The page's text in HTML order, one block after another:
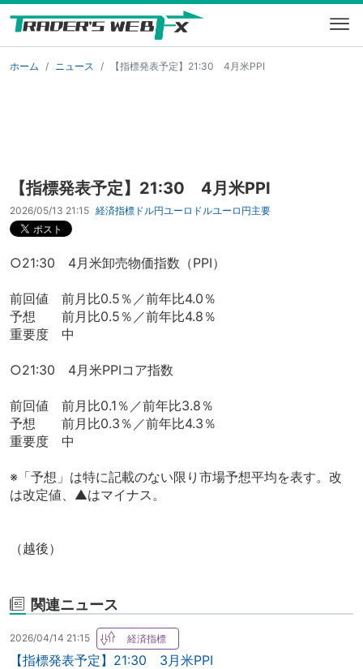
ホーム ニュース 【指標発表予定】21:30 4月米PPI
【指標発表予定】21:30 4月米PPI
2026/05/13 21:15 経済指標 ドル円ユーロドルユーロ円主要
○21:30 4月米卸売物価指数（PPI）
前回値 前月比0.5％／前年比4.0％
予想 前月比0.5％／前年比4.8％
重要度 中
○21:30 4月米PPIコア指数
前回値 前月比0.1％／前年比3.8％
予想 前月比0.3％／前年比4.3％
重要度 中
※「予想」は特に記載のない限り市場予想平均を表す。改
は改定値、▲はマイナス。
（越後）
関連ニュース
2026/04/14 21:15
【指標発表予定】21:30 3月米PPI